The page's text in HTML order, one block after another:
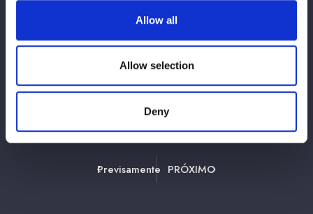
Allow all
Allow selection
Deny
ン」制定のお知らせ
3
Previsamente PRÓXIMO